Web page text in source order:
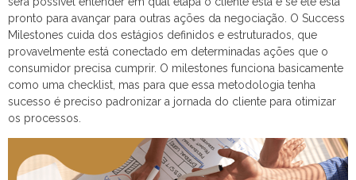
pronto para avançar para outras ações da negociação. O Success
Milestones cuida dos estágios definidos e estruturados, que
provavelmente está conectado em determinadas ações que o
consumidor precisa cumprir. O milestones funciona basicamente
como uma checklist, mas para que essa metodologia tenha
sucesso é preciso padronizar a jornada do cliente para otimizar
os processos.